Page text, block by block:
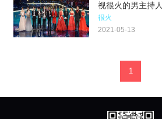
视很火的男主持人
很火
2021-05-13
1